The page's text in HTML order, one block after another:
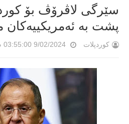
سێرگی لاڤرۆڤ بۆ
پشت بە ئەمریکییەکان
کوردپلات 9/02/2024 03:55:00 م